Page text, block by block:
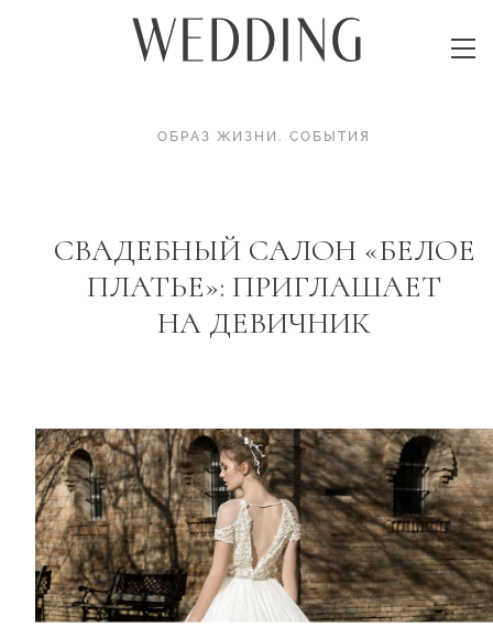
ОБРАЗ ЖИЗНИ . СОБЫТИЯ
СВАДЕБНЫЙ САЛОН «БЕЛОЕ
ПЛАТЬЕ»: ПРИГЛАШАЕТ
НА ДЕВИЧНИК